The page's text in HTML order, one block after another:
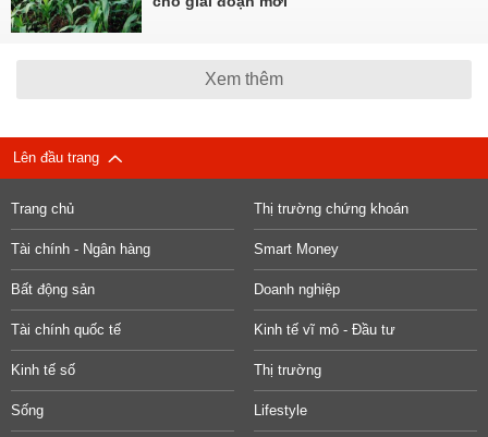
Xem thêm
Lên đầu trang
Trang chủ Thị trường chứng khoán
Tài chính - Ngân hàng Smart Money
Bất động sản Doanh nghiệp
Tài chính quốc tế Kinh tế vĩ mô - Đầu tư
Kinh tế số Thị trường
Sống Lifestyle